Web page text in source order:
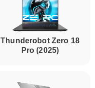
Thunderobot Zero 18
Pro (2025)